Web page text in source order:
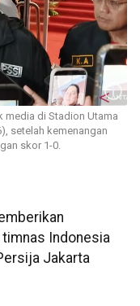
media di Stadion Utama
setelah kemenangan
skor 1-0.
Indonesia
Jakarta